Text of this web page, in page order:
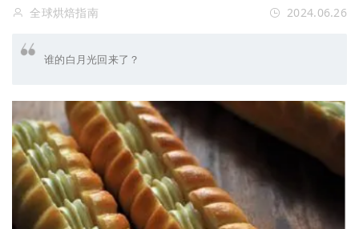
全球烘焙指南 2024.06.26
谁的白月光回来了？